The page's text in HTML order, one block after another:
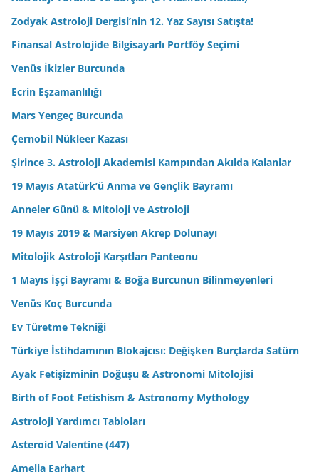
Zodyak Astroloji Dergisi’nin 12. Yaz Sayısı Satışta!
Finansal Astrolojide Bilgisayarlı Portföy Seçimi
Venüs İkizler Burcunda
Ecrin Eşzamanlılığı
Mars Yengeç Burcunda
Çernobil Nükleer Kazası
Şirince 3. Astroloji Akademisi Kampından Akılda Kalanlar
19 Mayıs Atatürk’ü Anma ve Gençlik Bayramı
Anneler Günü & Mitoloji ve Astroloji
19 Mayıs 2019 & Marsiyen Akrep Dolunayı
Mitolojik Astroloji Karşıtları Panteonu
1 Mayıs İşçi Bayramı & Boğa Burcunun Bilinmeyenleri
Venüs Koç Burcunda
Ev Türetme Tekniği
Türkiye İstihdamının Blokajcısı: Değişken Burçlarda Satürn
Ayak Fetişizminin Doğuşu & Astronomi Mitolojisi
Birth of Foot Fetishism & Astronomy Mythology
Astroloji Yardımcı Tabloları
Asteroid Valentine (447)
Amelia Earhart